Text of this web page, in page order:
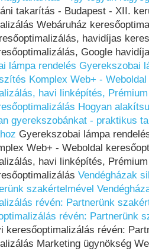
takarítás - Budapest - XII.
Webáruház
havidíjas
Google
lámpa rendelés Gyerekszobai
Komplex Web+ -
havi linképítés,
Hogyan
gyerekszobánkat - praktikus
Gyerekszobai lámpa
Web+ - Weboldal
havi linképítés,
Vendégházak
szakértelmével
révén: Partnerünk
révén: Partnerünk
keresőoptimalizálás révén:
Marketing ügynökség